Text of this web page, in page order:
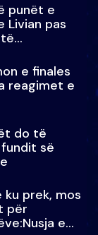
punët e
Livian pas
e finales
reagimet e
do të
së
prek, mos
për
e